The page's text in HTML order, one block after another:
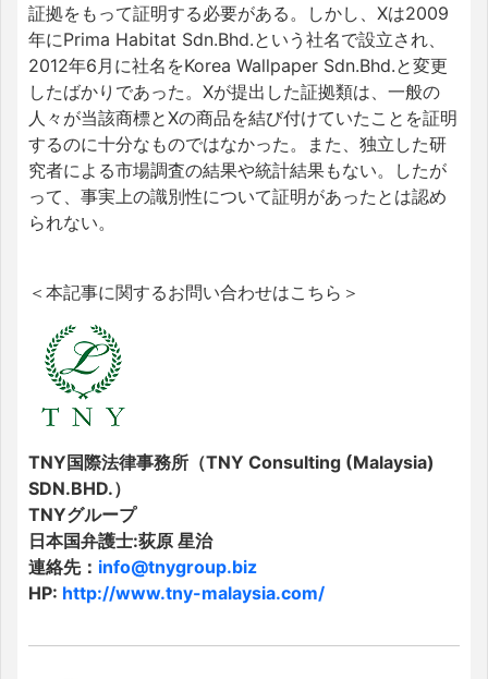
証拠をもって証明する必要がある。しかし、Xは2009
年にPrima Habitat Sdn.Bhd.という社名で設立され、
2012年6月に社名をKorea Wallpaper Sdn.Bhd.と変更
したばかりであった。Xが提出した証拠類は、一般の
人々が当該商標とXの商品を結び付けていたことを証明
するのに十分なものではなかった。また、独立した研
究者による市場調査の結果や統計結果もない。したが
って、事実上の識別性について証明があったとは認め
られない。
＜本記事に関するお問い合わせはこちら＞
TNY国際法律事務所（TNY Consulting (Malaysia)
SDN.BHD.）
TNYグループ
日本国弁護士:荻原 星治
連絡先： info@tnygroup.biz
HP: http://www.tny-malaysia.com/